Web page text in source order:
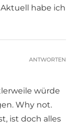
habe ich
würde
Why not.
ist doch alles
ANTWORTEN